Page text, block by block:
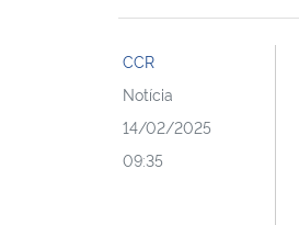
CCR
Notícia
14/02/2025
09:35